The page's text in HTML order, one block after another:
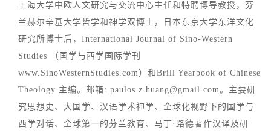
上海大学中欧人文研究与交流中心主任和特聘博导教授，芬
兰赫尔辛基大学哲学和神学双博士，日本东京大学东洋文化
研究所博士后，International Journal of Sino-Western
Studies （国学与西学国际学刊
www.SinoWesternStudies.com）和Brill Yearbook of Chinese
Theology 主编。邮箱: paulos.z.huang@gmail.com。主要研
究思想史、大国学、汉语学术神学、全球化视野下的国学与
西学对话、全球第一的芬兰教育、马丁·路德著作汉译及研